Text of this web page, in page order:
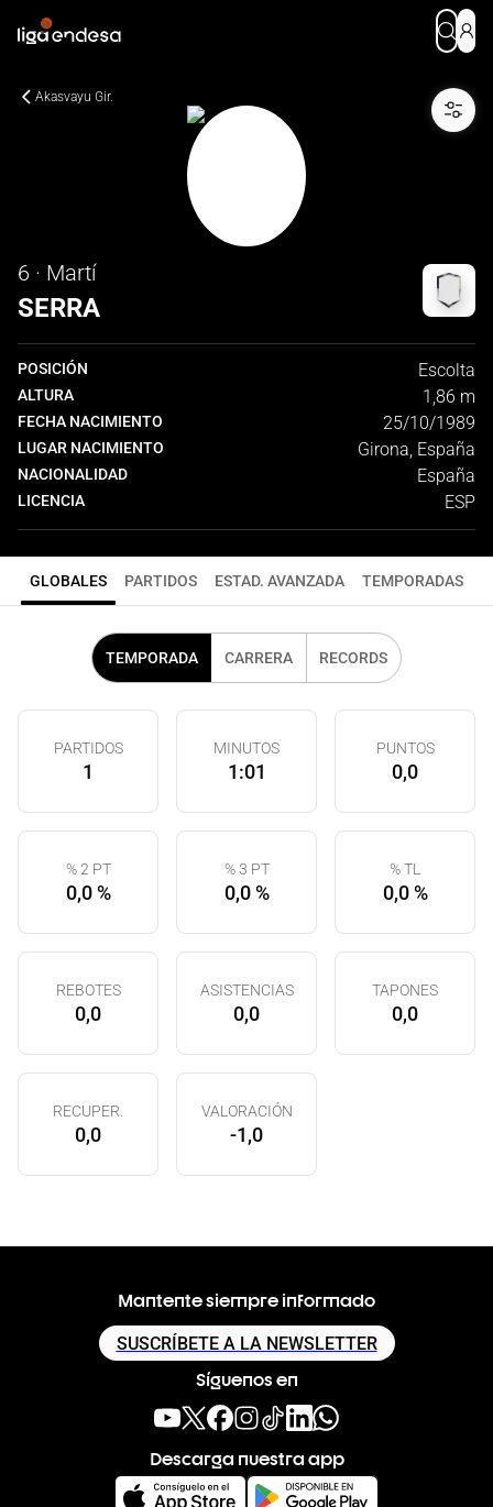
Akasvayu Gir.
6 · Martí
SERRA
POSICIÓN Escolta
ALTURA 1,86 m
FECHA NACIMIENTO 25/10/1989
LUGAR NACIMIENTO Girona, España
NACIONALIDAD España
LICENCIA ESP
GLOBALES PARTIDOS ESTAD. AVANZADA TEMPORADAS
TEMPORADA CARRERA RECORDS
PARTIDOS
1
MINUTOS
1:01
PUNTOS
0,0
% 2 PT
0,0 %
% 3 PT
0,0 %
% TL
0,0 %
REBOTES
0,0
ASISTENCIAS
0,0
TAPONES
0,0
RECUPER.
0,0
VALORACIÓN
-1,0
Mantente siempre informado
SUSCRÍBETE A LA NEWSLETTER
Síguenos en
Descarga nuestra app